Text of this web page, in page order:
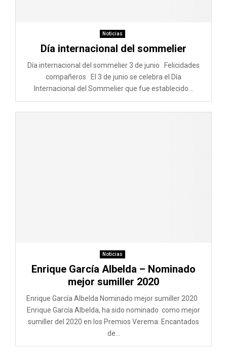
Noticias
Día internacional del sommelier
Día internacional del sommelier 3 de junio Felicidades
compañeros El 3 de junio se celebra el Día
Internacional del Sommelier que fue establecido...
Noticias
Enrique García Albelda – Nominado
mejor sumiller 2020
Enrique García Albelda Nominado mejor sumiller 2020
Enrique García Albelda, ha sido nominado como mejor
sumiller del 2020 en los Premios Verema. Encantados
de...